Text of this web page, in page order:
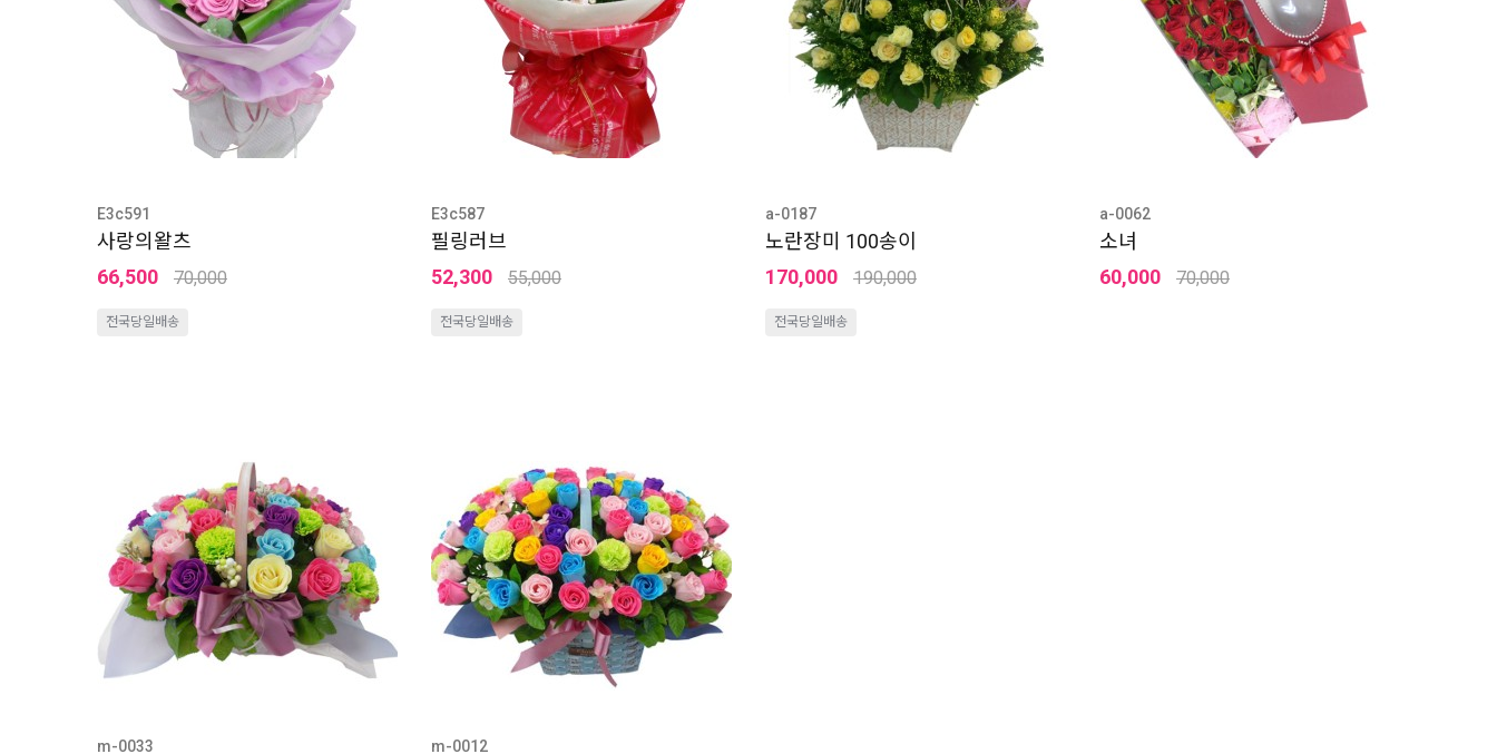
E3c591
사랑의왈츠
66,500
70,000
전국당일배송
E3c587
필링러브
52,300
55,000
전국당일배송
a-0187
노란장미 100송이
170,000
190,000
전국당일배송
a-0062
소녀
60,000
70,000
m-0033 m-0012